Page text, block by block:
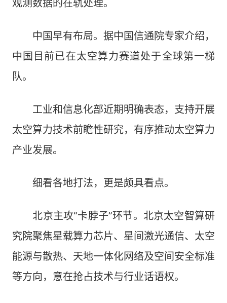
观测数据的在轨处理。
中国早有布局。据中国信通院专家介绍，
中国目前已在太空算力赛道处于全球第一梯
队。
工业和信息化部近期明确表态，支持开展
太空算力技术前瞻性研究，有序推动太空算力
产业发展。
细看各地打法，更是颇具看点。
北京主攻“卡脖子”环节。北京太空智算研
究院聚焦星载算力芯片、星间激光通信、太空
能源与散热、天地一体化网络及空间安全标准
等方向，意在抢占技术与行业话语权。